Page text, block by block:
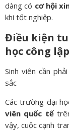
dàng có cơ hội
khi tốt nghiệp.
Điều kiện
học công
Sinh viên cần
sắc
Các trường đại
viên quốc tế
vậy, cuộc cạnh